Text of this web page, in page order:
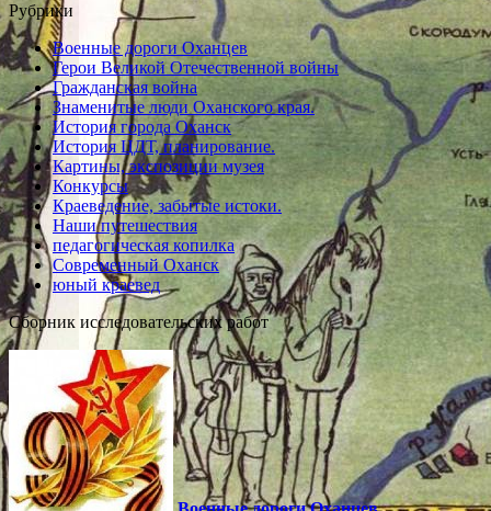
Рубрики
Военные дороги Оханцев
Герои Великой Отечественной войны
Гражданская война
Знаменитые люди Оханского края.
История города Оханск
История ЦДТ, планирование.
Картины, экспозиции музея
Конкурсы
Краеведение, забытые истоки.
Наши путешествия
педагогическая копилка
Современный Оханск
юный краевед
Сборник исследовательских работ